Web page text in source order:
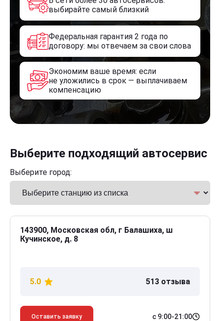
выбирайте самый близкий
Федеральная гарантия 2 года по
договору: мы отвечаем за свои слова
Экономим ваше время: если
не уложились в срок — выплачиваем
компенсацию
Выберите подходящий автосервис
Выберите город:
143900, Московская обл, г Балашиха, ш
Кучинское, д. 8
5.0 513 отзыва
Оставить заявку с 9:00-21:00